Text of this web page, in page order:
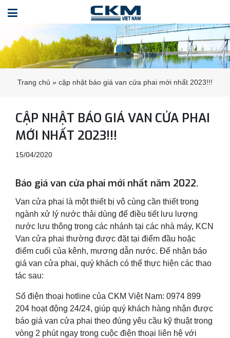
Trang chủ » cập nhật báo giá van cửa phai mới nhất 2023!!!
CẬP NHẬT BÁO GIÁ VAN CỬA PHAI
MỚI NHẤT 2023!!!
15/04/2020
Báo giá van cửa phai mới nhất năm 2022.
Van cửa phai là một thiết bị vô cùng cần thiết trong
ngành xử lý nước thải dùng để điều tiết lưu lượng
nước lưu thông trong các nhánh tại các nhà máy, KCN
Van cửa phai thường được đặt tại điểm đầu hoặc
điểm cuối của kênh, mương dẫn nước. Để nhận báo
giá van cửa phai, quý khách có thể thực hiện các thao
tác sau:
Số điện thoại hotline của CKM Việt Nam: 0974 899
204 hoạt động 24/24, giúp quý khách hàng nhận được
báo giá van cửa phai theo đúng yêu cầu kỹ thuật trong
vòng 2 phút ngay trong cuộc điện thoại liên hệ với